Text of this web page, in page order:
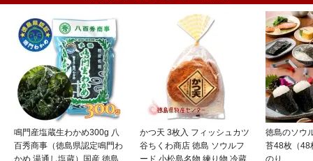
鳴門産塩蔵生わかめ300g 八
百秀商事（徳島県認定鳴門わ
かめ 湯通し塩蔵）国産 徳島
かつ天 3枚入 フィッシュカツ
谷ちくわ商店 徳島 ソウルフ
ード 小松島名物 練り物 冷蔵
徳島のソウ
苔48枚（48
のり